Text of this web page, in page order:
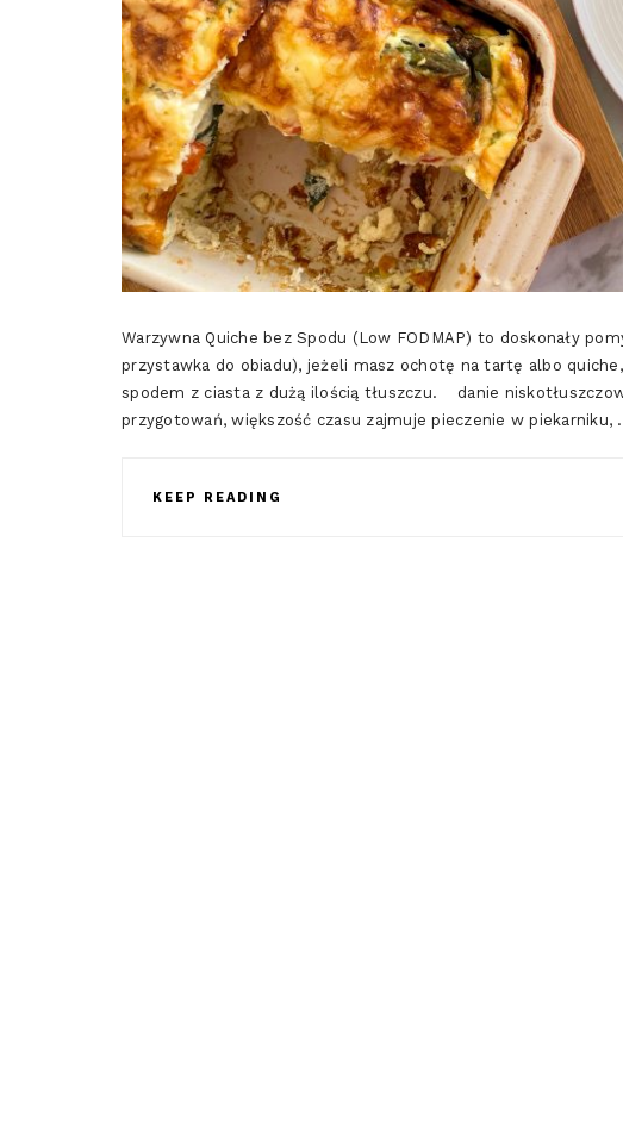
Warzywna Quiche bez Spodu (Low FODMAP) to doskonały
przystawka do obiadu), jeżeli masz ochotę na tartę albo
spodem z ciasta z dużą ilością tłuszczu. danie
przygotowań, większość czasu zajmuje pieczenie w piekarniku,
KEEP READING